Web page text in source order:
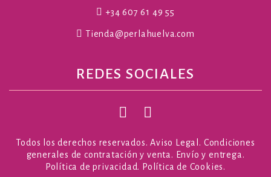
+34 607 61 49 55
Tienda@perlahuelva.com
REDES SOCIALES
Todos los derechos reservados.Aviso Legal . Condiciones
generales de contratación y venta . Envío y entrega .
Política de privacidad. Política de Cookies.